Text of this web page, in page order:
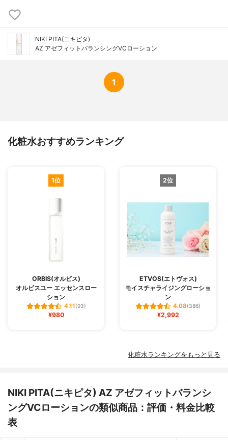
NIKI PITA(ニキピタ)
AZ アゼフィットバランシングVCローション
1
化粧水おすすめランキング
1位
ORBIS(オルビス)
オルビスユー エッセンスロー
ション
4.11(93)
¥980
2位
ETVOS(エトヴォス)
モイスチャライジングローショ
ン
4.08(386)
¥2,992
化粧水ランキングをもっと見る
NIKI PITA(ニキピタ) AZ アゼフィットバランシ
ングVCローションの類似商品：評価・料金比較
表